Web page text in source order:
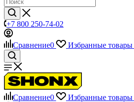
+7 800 250-74-02
Сравнение0 Избранные товары
Сравнение0 Избранные товары